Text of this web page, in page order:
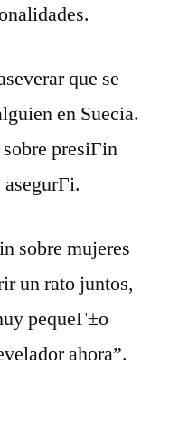
que se
en Suecia.
presiГіn
sobre mujeres
un rato juntos,
pequeГ±o
ahora”.